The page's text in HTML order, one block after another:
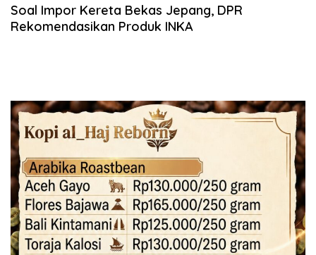
Soal Impor Kereta Bekas Jepang, DPR
Rekomendasikan Produk INKA